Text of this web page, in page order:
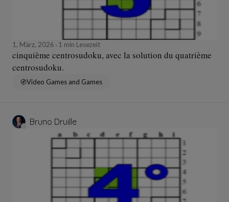
1, März, 2026 1 min Lesezeit
cinquième centrosudoku, avec la solution du quatrième
centrosudoku.
Video Games and Games
Bruno Druille